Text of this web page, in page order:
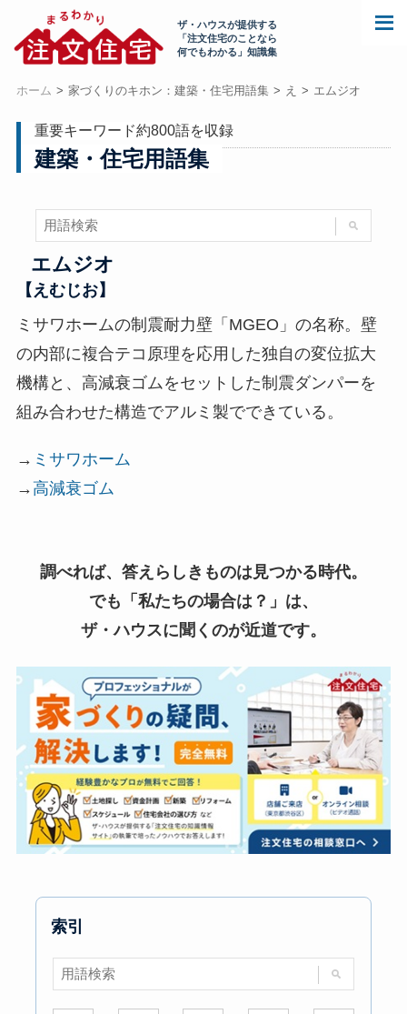
ザ・ハウスが提供する
「注文住宅のことなら
何でもわかる」知識集
ホーム 家づくりのキホン：建築・住宅用語集 え エムジオ
重要キーワード約800語を収録
建築・住宅用語集
エムジオ
【えむじお】
ミサワホームの制震耐力壁「MGEO」の名称。壁
の内部に複合テコ原理を応用した独自の変位拡大
機構と、高減衰ゴムをセットした制震ダンパーを
組み合わせた構造でアルミ製でできている。
→ ミサワホーム
→高減衰ゴム
調べれば、答えらしきものは見つかる時代。
でも「私たちの場合は？」は、
ザ・ハウスに聞くのが近道です。
索引